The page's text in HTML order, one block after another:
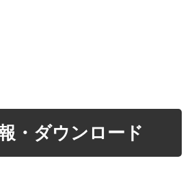
・ダウンロード